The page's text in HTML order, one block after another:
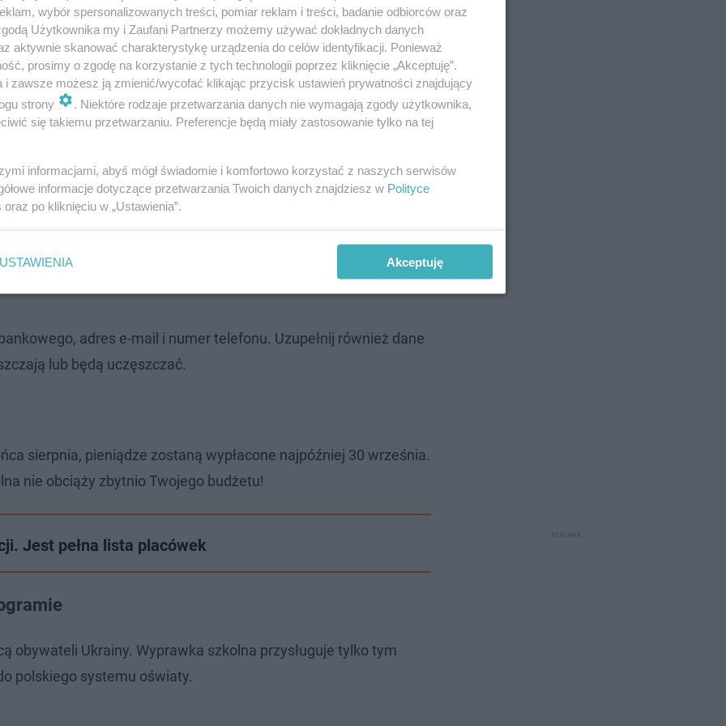
Uczniów czeka więcej dni wolnych …
szkolną?
elektroniczną od 1 lipca do końca listopada. Masz do wyboru
adres e-mail i numer telefonu. Uzupełnij również dane
lub będą uczęszczać.
sierpnia, pieniądze zostaną wypłacone najpóźniej 30 września.
nie obciąży zbytnio Twojego budżetu!
Jest pełna lista placówek
obywateli Ukrainy. Wyprawka szkolna przysługuje tylko tym
polskiego systemu oświaty.
wybór spersonalizowanych treści, pomiar reklam i treści, badanie odbiorców oraz
Użytkownika my i Zaufani Partnerzy możemy używać dokładnych danych
aktywnie skanować charakterystykę urządzenia do celów identyfikacji. Ponieważ
prosimy o zgodę na korzystanie z tych technologii poprzez kliknięcie „Akceptuję”.
i zawsze możesz ją zmienić/wycofać klikając przycisk ustawień prywatności znajdujący
strony
. Niektóre rodzaje przetwarzania danych nie wymagają zgody użytkownika,
się takiemu przetwarzaniu. Preferencje będą miały zastosowanie tylko na tej
informacjami, abyś mógł świadomie i komfortowo korzystać z naszych serwisów
informacje dotyczące przetwarzania Twoich danych znajdziesz w Polityce
oraz po kliknięciu w „Ustawienia”.
USTAWIENIA Akceptuję